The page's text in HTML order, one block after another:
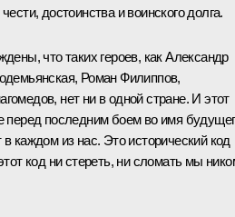
достоинства и воинского долга.
что таких героев, как Александр
Роман Филиппов,
нет ни в одной стране. И этот
перед последним боем во имя
каждом из нас. Это исторический код
код ни стереть, ни сломать мы